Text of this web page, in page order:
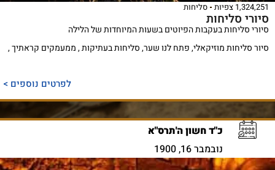
1,324,251 צפיות סליחות
סיורי סליחות
סיורי סליחות בעקבות הפיוטים בשעות המיוחדות של הלילה
סיור סליחות מוזיקאלי, פתח לנו שער, סליחות בעתיקות , ממעמקים קראתיך ,
לפרטים נוספים >
כ"ד חשון ה'תרס"א
נובמבר 16, 1900